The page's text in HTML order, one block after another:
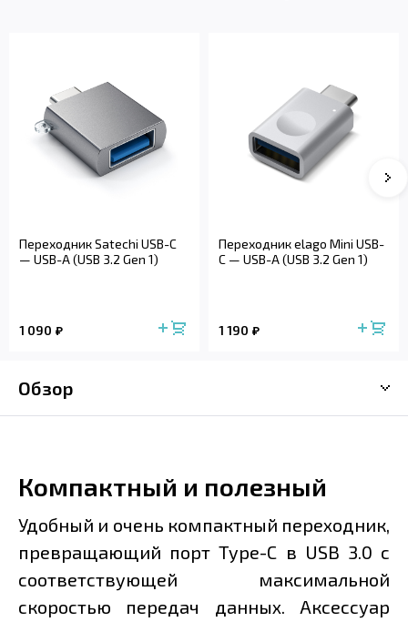
Переходник Satechi USB-C
— USB-A (USB 3.2 Gen 1)
1 090
Переходник elago Mini USB-
C — USB-A (USB 3.2 Gen 1)
1 190
Обзор
Компактный и полезный
Удобный и очень компактный переходник,
превращающий порт Type-C в USB 3.0 с
соответствующей максимальной
скоростью передач данных. Аксессуар